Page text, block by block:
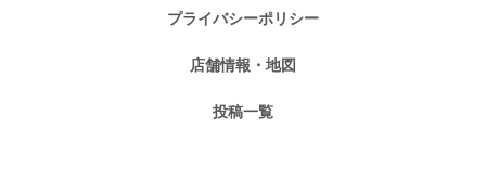
プライバシーポリシー
店舗情報・地図
投稿一覧